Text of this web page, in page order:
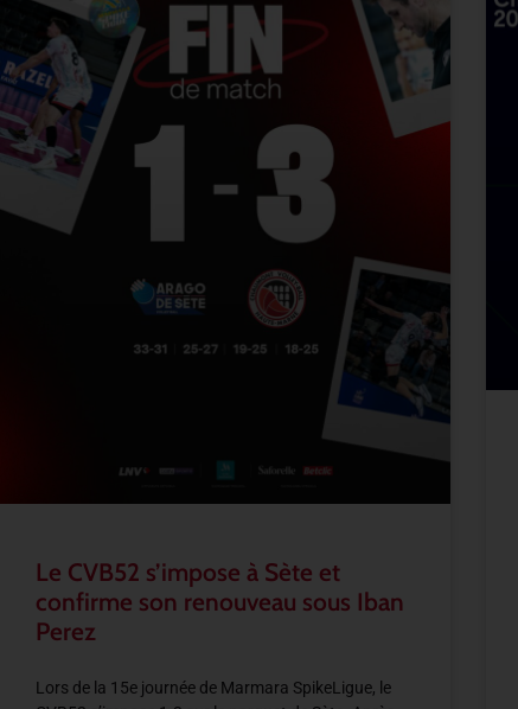
Le CVB52 s’impose à Sète et
confirme son renouveau sous Iban
Perez
Lors de la 15e journée de Marmara SpikeLigue, le